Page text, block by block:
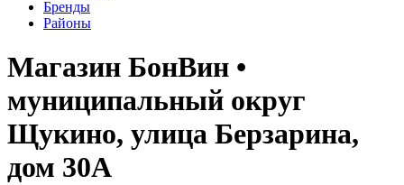
Бренды
Районы
Магазин БонВин •
муниципальный округ
Щукино, улица Берзарина,
дом 30А